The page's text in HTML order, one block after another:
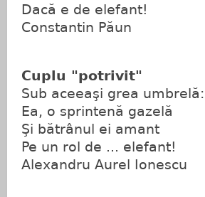
Dacă e de elefant!
Constantin Păun
Cuplu "potrivit"
Sub aceeaşi grea umbrelă:
Ea, o sprintenă gazelă
Şi bătrânul ei amant
Pe un rol de ... elefant!
Alexandru Aurel Ionescu